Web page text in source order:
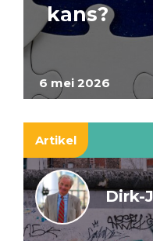
6 mei 2026
kans?
Artikel
Dirk-